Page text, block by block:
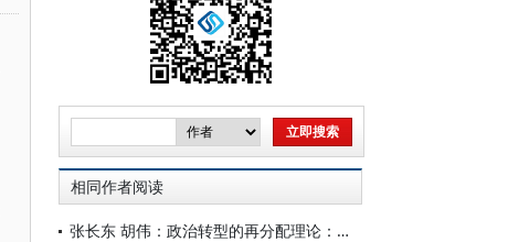
相同作者阅读
张长东 胡伟：政治转型的再分配理论：经济不平等对政治转型的影响